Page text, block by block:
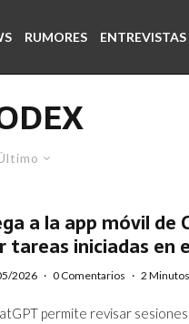
RUMORES ENTREVISTAS
a la app móvil de
tareas iniciadas en
2026 · 0 Comentarios · 2
permite revisar